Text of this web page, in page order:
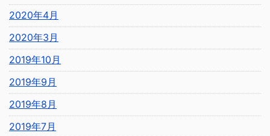
2020年4月
2020年3月
2019年10月
2019年9月
2019年8月
2019年7月